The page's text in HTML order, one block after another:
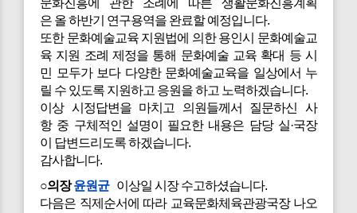
문화진흥에 관한 조례에 따른 생활문화진흥계획
은 올 하반기 연구용역을 완료할 예정입니다.
또한 문화예술교육 지원법에 의한 용인시 문화예술교
육 지원 조례 제정을 통해 문화예술 교육 확대 등 시
민 모두가 보다 다양한 문화예술교육을 일상에서 누
릴 수 있도록 지원하고 응원을 하고 노력하겠습니다.
이상 시정답변을 마치고 의원들께서 질문하신 사
항 중 구체적인 설명이 필요한 내용은 담당 실·국장
이 답변드리도록 하겠습니다.
감사합니다.
○의장윤원균이상일 시장 수고하셨습니다.
다음은 직제순서에 따라 교육문화체육관광국장 나오